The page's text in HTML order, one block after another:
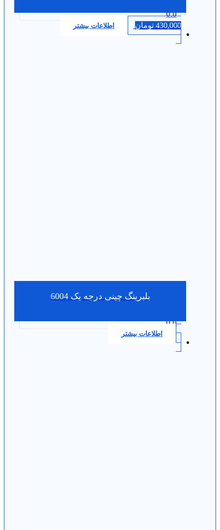
0.0
430,000 تومان اطلاعات بیشتر
بلبرینگ چینی درجه یک 6004
0.0
اطلاعات بیشتر